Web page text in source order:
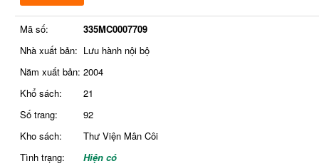
Mã số:
335MC0007709
Nhà xuất bản: Lưu hành nội bộ
Năm xuất bản: 2004
Khổ sách:
21
Số trang:
92
Kho sách:
Thư Viện Mân Côi
Tình trạng:
Hiện có